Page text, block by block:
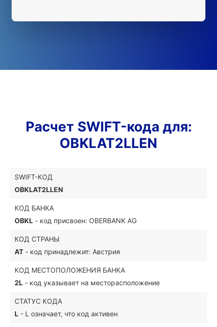
Расчет SWIFT-кода для:
OBKLAT2LLEN
SWIFT-КОД
OBKLAT2LLEN
КОД БАНКА
OBKL - код присвоен: OBERBANK AG
КОД СТРАНЫ
AT - код принадлежит: Австрия
КОД МЕСТОПОЛОЖЕНИЯ БАНКА
2L - код указывает на месторасположение
СТАТУС КОДА
L - L означает, что код активен